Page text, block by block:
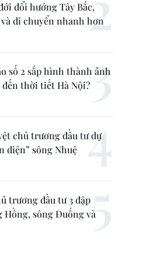
đổi hướng Tây Bắc,
di chuyển nhanh hơn
số 2 sắp hình thành ảnh
thời tiết Hà Nội?
chủ trương đầu tư dự
diện” sông Nhuệ
trương đầu tư 3 đập
Hồng, sông Đuống và